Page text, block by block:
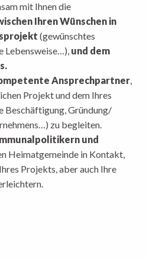
mit Ihnen die
Ihren Wünschen in
(gewünschtes
Lebensweise…), und dem
Ansprechpartner,
Projekt und dem Ihres
Beschäftigung, Gründung/
zu begleiten.
und
Heimatgemeinde in Kontakt,
Projekts, aber auch Ihre